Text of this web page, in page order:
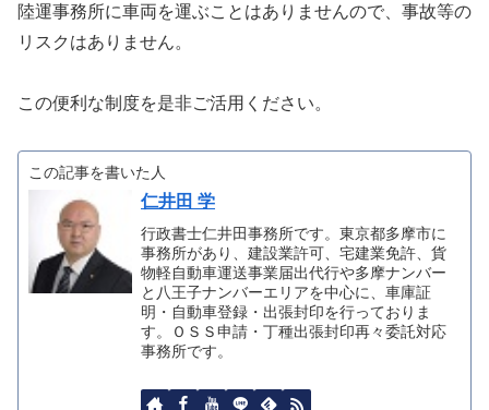
陸運事務所に車両を運ぶことはありませんので、事故等の
リスクはありません。
この便利な制度を是非ご活用ください。
この記事を書いた人
仁井田 学
行政書士仁井田事務所です。東京都多摩市に
事務所があり、建設業許可、宅建業免許、貨
物軽自動車運送事業届出代行や多摩ナンバー
と八王子ナンバーエリアを中心に、車庫証
明・自動車登録・出張封印を行っておりま
す。ＯＳＳ申請・丁種出張封印再々委託対応
事務所です。